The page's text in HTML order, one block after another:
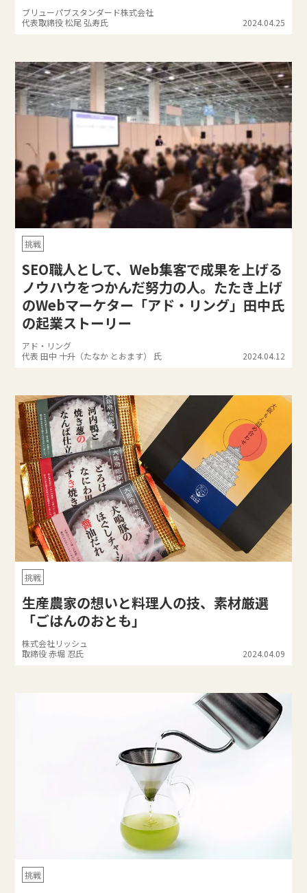
ブリューパブスタンダード株式会社
代表取締役 松尾 弘寿氏
2024.04.25
挑戦
SEO職人として、Web集客で成果を上げる
ノウハウをつかんだ努力の人。たたき上げ
のWebマーケター「アド・リング」田中氏
の起業ストーリー
アド・リング
代表 田中 十升（たなか とおます） 氏
2024.04.12
挑戦
生産農家の想いと料理人の技、素材厳選
「ごはんのおとも」
株式会社リッシュ
取締役 赤堀 忍氏
2024.04.09
挑戦